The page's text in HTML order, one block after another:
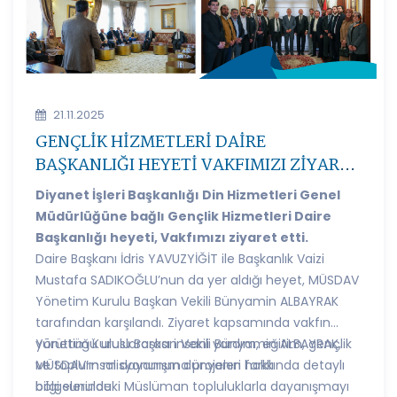
21.11.2025
GENÇLİK HİZMETLERİ DAİRE
BAŞKANLIĞI HEYETİ VAKFIMIZI ZİYARET
ETTİ
Diyanet İşleri Başkanlığı Din Hizmetleri Genel
Müdürlüğüne bağlı Gençlik Hizmetleri Daire
Başkanlığı heyeti, Vakfımızı ziyaret etti.
Daire Başkanı İdris YAVUZYİĞİT ile Başkanlık Vaizi
Mustafa SADIKOĞLU’nun da yer aldığı heyet, MÜSDAV
Yönetim Kurulu Başkan Vekili Bünyamin ALBAYRAK
tarafından karşılandı. Ziyaret kapsamında vakfın
yürüttüğü uluslararası insani yardım, eğitim, gençlik
ve toplumsal dayanışma projeleri hakkında detaylı
bilgi sunuldu.
Yönetim Kurulu Başkan Vekili Bünyamin ALBAYRAK,
MÜSDAV’ın misyonunun dünyanın farklı
bölgelerindeki Müslüman topluluklarla dayanışmayı